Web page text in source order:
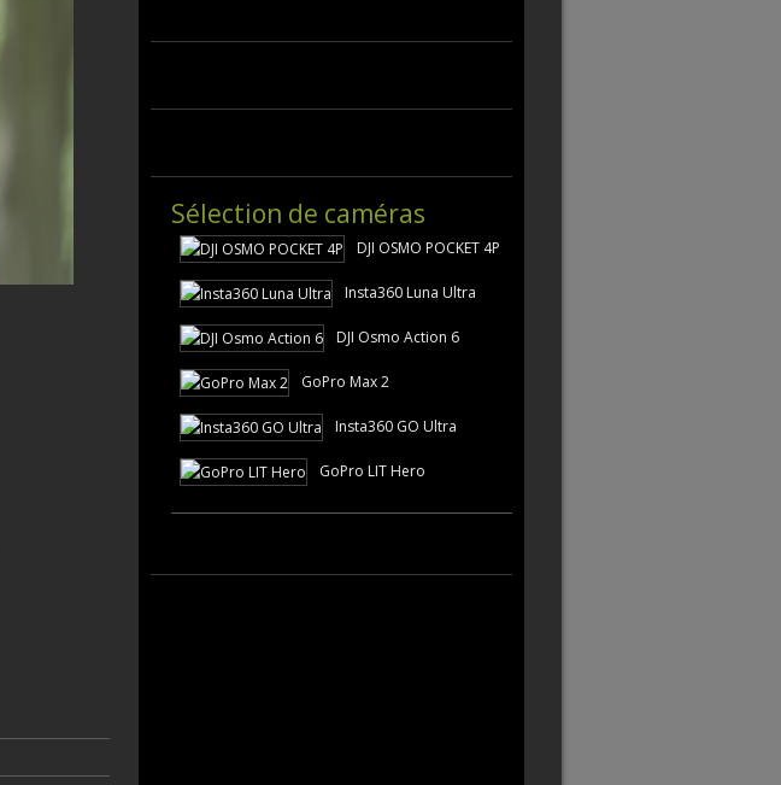
Sélection de caméras
DJI OSMO POCKET 4P
Insta360 Luna Ultra
DJI Osmo Action 6
GoPro Max 2
Insta360 GO Ultra
GoPro LIT Hero